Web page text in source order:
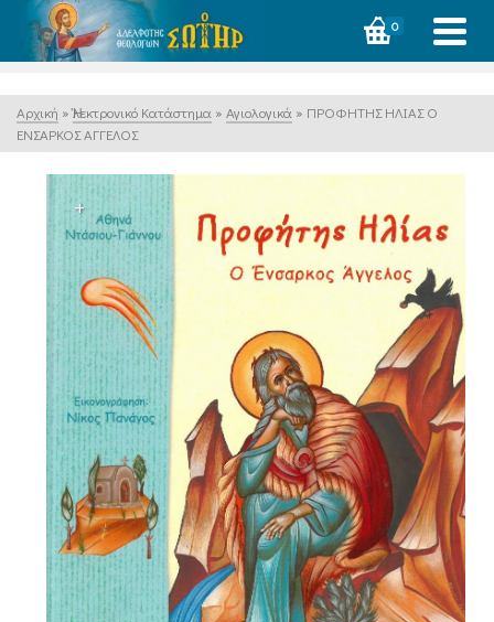
0
Αρχική » Ἠλεκτρονικό Κατάστημα » Αγιολογικά » ΠΡΟΦΗΤΗΣ ΗΛΙΑΣ Ο
ΕΝΣΑΡΚΟΣ ΑΓΓΕΛΟΣ